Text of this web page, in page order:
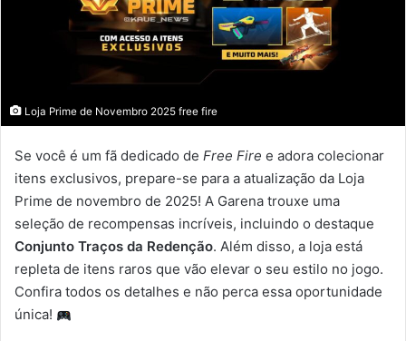
Loja Prime de Novembro 2025 free fire
Se você é um fã dedicado de Free Fire e adora colecionar
itens exclusivos, prepare-se para a atualização da Loja
Prime de novembro de 2025! A Garena trouxe uma
seleção de recompensas incríveis, incluindo o destaque
Conjunto Traços da Redenção. Além disso, a loja está
repleta de itens raros que vão elevar o seu estilo no jogo.
Confira todos os detalhes e não perca essa oportunidade
única!